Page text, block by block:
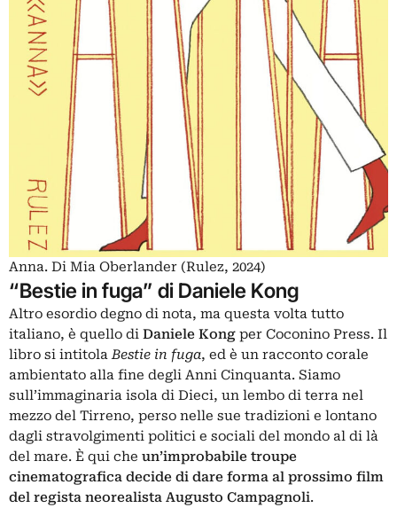
Anna. Di Mia Oberlander (Rulez, 2024)
“Bestie in fuga” di Daniele Kong
Altro esordio degno di nota, ma questa volta tutto
italiano, è quello di Daniele Kong per Coconino Press. Il
libro si intitolaBestie in fuga, ed è un racconto corale
ambientato alla fine degli Anni Cinquanta. Siamo
sull’immaginaria isola di Dieci, un lembo di terra nel
mezzo del Tirreno, perso nelle sue tradizioni e lontano
dagli stravolgimenti politici e sociali del mondo al di là
del mare. È qui che un’improbabile troupe
cinematografica decide di dare forma al prossimo film
del regista neorealista Augusto Campagnoli.